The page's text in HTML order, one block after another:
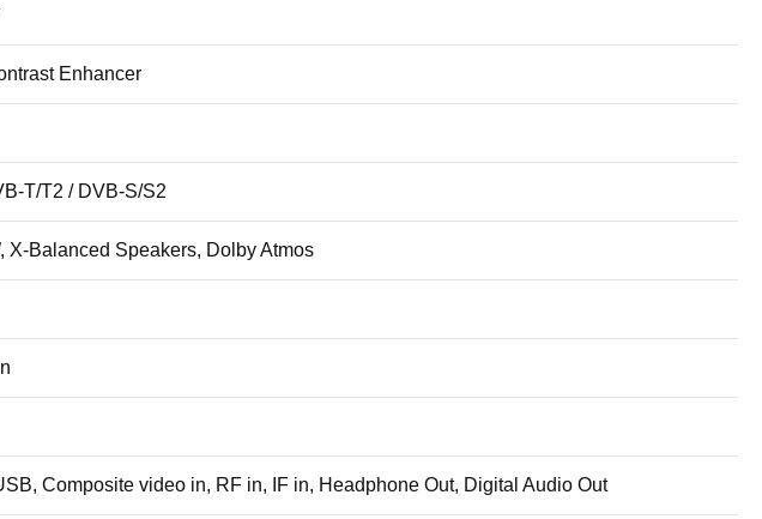
Enhancer
T/T2 / DVB-S/S2
X-Balanced Speakers, Dolby Atmos
Composite video in, RF in, IF in, Headphone Out, Digital Audio Out